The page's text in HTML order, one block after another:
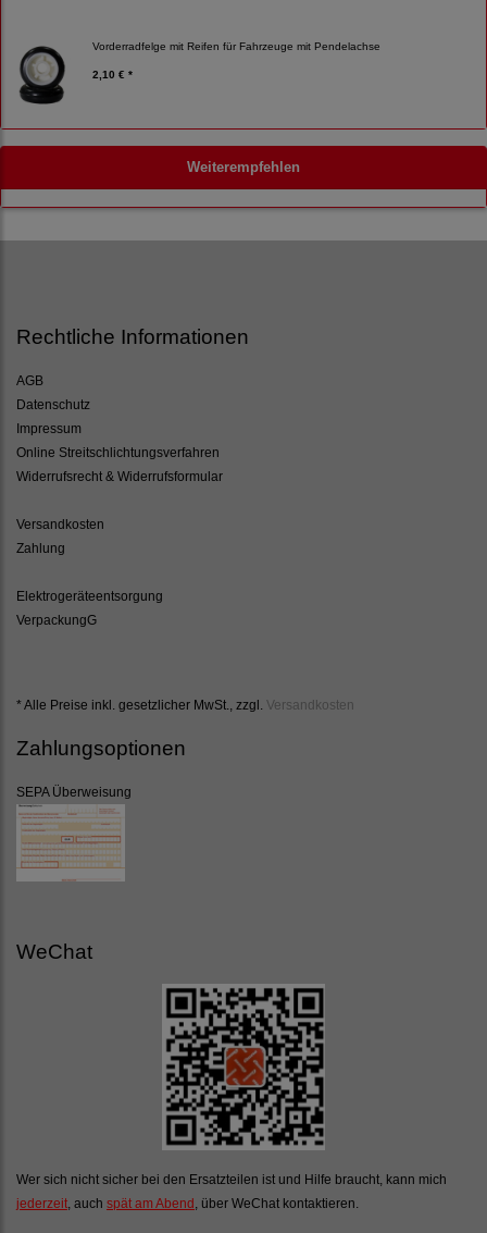
Vorderradfelge mit Reifen für Fahrzeuge mit Pendelachse
2,10 € *
Weiterempfehlen
Rechtliche Informationen
AGB
Datenschutz
Impressum
Online Streitschlichtungsverfahren
Widerrufsrecht & Widerrufsformular
Versandkosten
Zahlung
Elektrogeräteentsorgung
VerpackungG
* Alle Preise inkl. gesetzlicher MwSt., zzgl. Versandkosten
Zahlungsoptionen
SEPA Überweisung
WeChat
Wer sich nicht sicher bei den Ersatzteilen ist und Hilfe braucht, kann mich
jederzeit , auch spät am Abend , über WeChat kontaktieren.